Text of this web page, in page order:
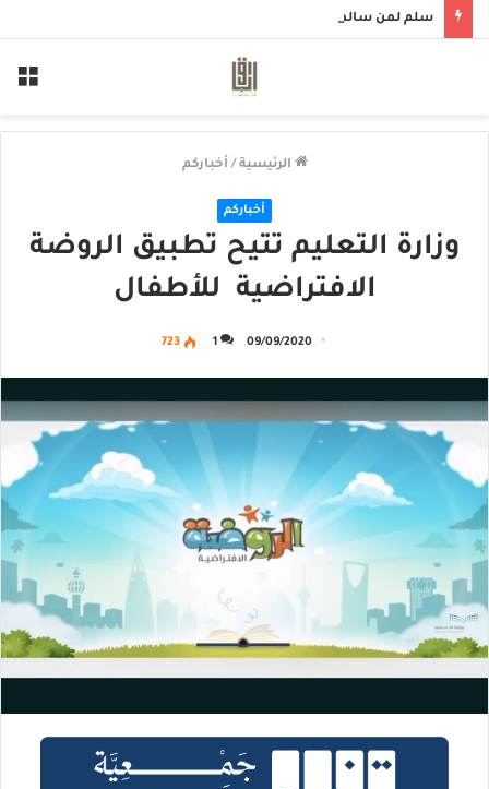
سلم لمن سالمكم
الرئيسية / أخباركم
أخباركم
وزارة التعليم ⁩تتيح تطبيق الروضة
الافتراضية ⁩ للأطفال
09/09/2020
1
723